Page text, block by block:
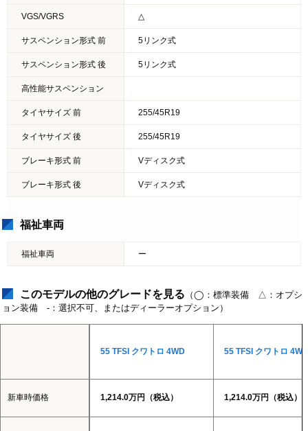
VGS/VGRS △
サスペンション形式 前 5リンク式
サスペンション形式 後 5リンク式
高性能サスペンション
タイヤサイズ 前 255/45R19
タイヤサイズ 後 255/45R19
ブレーキ形式 前 Vディスク式
ブレーキ形式 後 Vディスク式
福祉車両
福祉車両 ー
このモデルの他のグレードを見る （◯：標準装備 △：オプシ
ョン装備 -：選択不可、またはディーラーオプション）
新車時価格
55 TFSI クワトロ 4WD 55 TFSI クワトロ 4WD
1,214.0万円（税込） 1,214.0万円（税込）